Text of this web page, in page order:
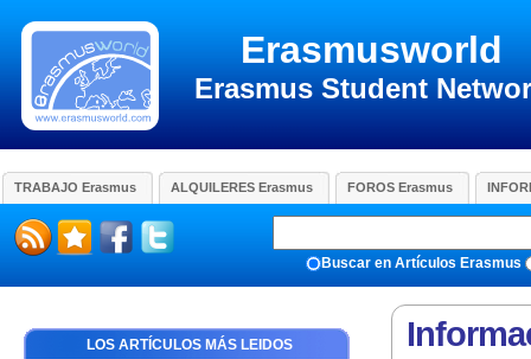
Erasmusworld
Erasmus Student
TRABAJO Erasmus ALQUILERES Erasmus FOROS Erasmus
Buscar en Artículos Erasmus
LOS ARTÍCULOS MÁS LEIDOS